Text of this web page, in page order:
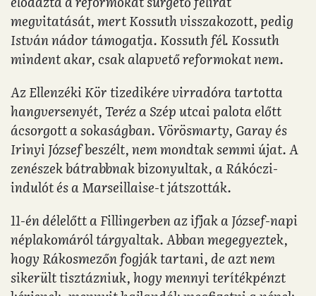
megvitatását, mert Kossuth visszakozott, pedig
István nádor támogatja. Kossuth fél. Kossuth
mindent akar, csak alapvető reformokat nem.
Az Ellenzéki Kör tizedikére virradóra tartotta
hangversenyét, Teréz a Szép utcai palota előtt
ácsorgott a sokaságban. Vörösmarty, Garay és
Irinyi József beszélt, nem mondtak semmi újat. A
zenészek bátrabbnak bizonyultak, a Rákóczi-
indulót és a Marseillaise-t játszották.
11-én délelőtt a Fillingerben az ifjak a József-napi
néplakomáról tárgyaltak. Abban megegyeztek,
hogy Rákosmezőn fogják tartani, de azt nem
sikerült tisztázniuk, hogy mennyi terítékpénzt